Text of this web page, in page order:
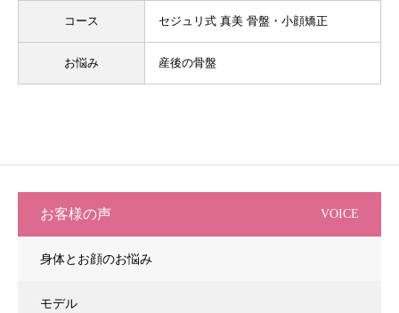
コース セジュリ式 真美 骨盤・小顔矯正
お悩み 産後の骨盤
お客様の声 VOICE
身体とお顔のお悩み
モデル